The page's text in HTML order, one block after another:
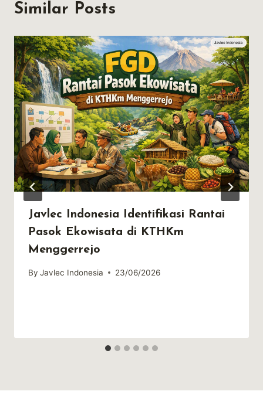
Similar Posts
Javlec Indonesia Identifikasi Rantai
Pasok Ekowisata di KTHKm
Menggerrejo
By Javlec Indonesia 23/06/2026